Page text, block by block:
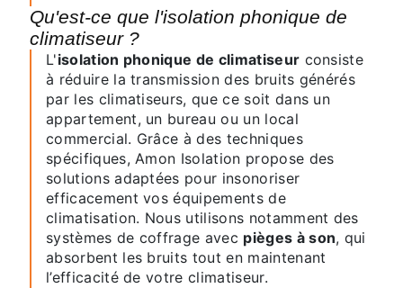
Qu'est-ce que l'isolation phonique de
climatiseur ?
L'isolation phonique de climatiseur consiste
à réduire la transmission des bruits générés
par les climatiseurs, que ce soit dans un
appartement, un bureau ou un local
commercial. Grâce à des techniques
spécifiques, Amon Isolation propose des
solutions adaptées pour insonoriser
efficacement vos équipements de
climatisation. Nous utilisons notamment des
systèmes de coffrage avec pièges à son, qui
absorbent les bruits tout en maintenant
l’efficacité de votre climatiseur.